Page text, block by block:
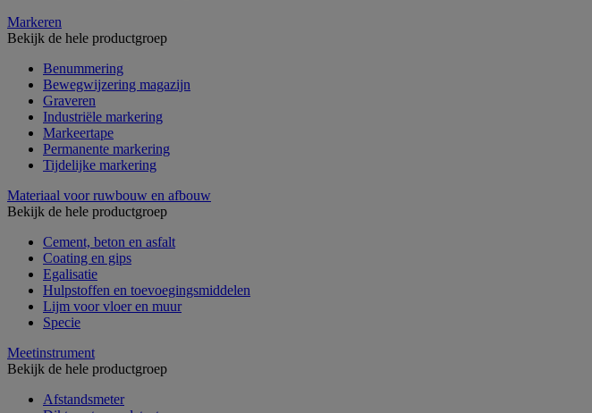
Markeren
Bekijk de hele productgroep
Benummering
Bewegwijzering magazijn
Graveren
Industriële markering
Markeertape
Permanente markering
Tijdelijke markering
Materiaal voor ruwbouw en afbouw
Bekijk de hele productgroep
Cement, beton en asfalt
Coating en gips
Egalisatie
Hulpstoffen en toevoegingsmiddelen
Lijm voor vloer en muur
Specie
Meetinstrument
Bekijk de hele productgroep
Afstandsmeter